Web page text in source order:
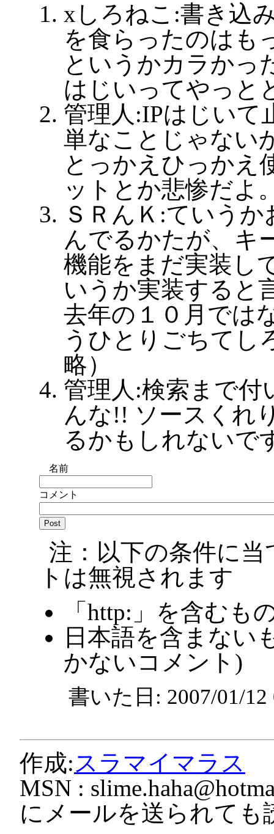
xしろねこ:書き込
を食らったのはも
というかカラか
はじいってやっと
管理人:IPはじいて
単なことじゃない
とっかえひっかえ
ットとか悲惨だよ
ＳＲんＫ:ていう
んでるかたが、キ
機能をまだ実装し
いうか実装すると
去年の１０月では
うひとりごちてし
略）
管理人:検索まで付
んな!! ソースくれ
るかもしれないで
名前
コメント
注：以下の条件に
トは無視されます
「http:」を含むも
日本語を含まない
かないコメント)
書いた日: 2007/01/
作成:スラマイマラス
MSN :
にメールを送られても